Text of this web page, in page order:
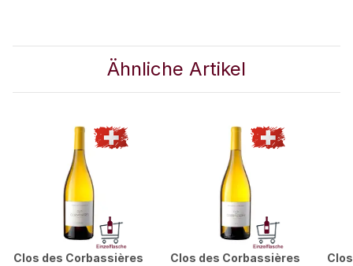
Ähnliche Artikel
Clos des Corbassières
Clos des Corbassières